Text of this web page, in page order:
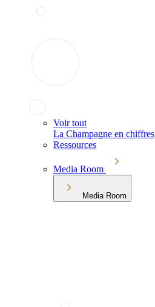
Voir tout
La Champagne en chiffres
Ressources
Media Room
Media Room